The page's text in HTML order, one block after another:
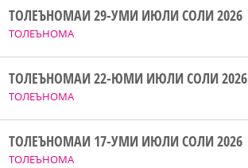
ТОЛЕЪНОМА
ТОЛЕЪНОМАИ 29-УМИ ИЮЛИ СОЛИ 2026
ТОЛЕЪНОМА
ТОЛЕЪНОМАИ 22-ЮМИ ИЮЛИ СОЛИ 2026
ТОЛЕЪНОМА
ТОЛЕЪНОМАИ 17-УМИ ИЮЛИ СОЛИ 2026